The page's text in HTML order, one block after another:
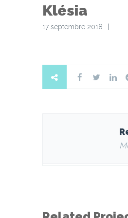
Klésia
17 septembre 2018